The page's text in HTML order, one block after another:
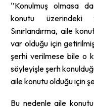
‘’Konulmuş olmasa
konutu üzerindeki fiil
Sınırlandırma, aile
var olduğu için
şerhi verilmese bile o
söyleyişle şerh
aile konutu olduğu için
Bu nedenle aile